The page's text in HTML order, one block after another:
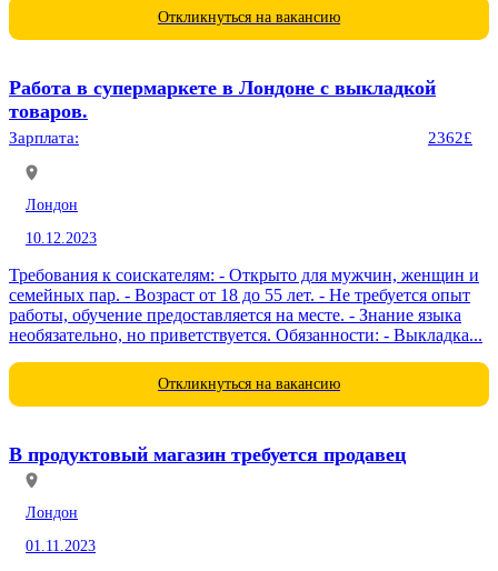
Откликнуться на вакансию
Работа в супермаркете в Лондоне с выкладкой
товаров.
Зарплата: 2362£
Лондон
10.12.2023
Требования к соискателям: - Открыто для мужчин, женщин и
семейных пар. - Возраст от 18 до 55 лет. - Не требуется опыт
работы, обучение предоставляется на месте. - Знание языка
необязательно, но приветствуется. Обязанности: - Выкладка...
Откликнуться на вакансию
В продуктовый магазин требуется продавец
Лондон
01.11.2023